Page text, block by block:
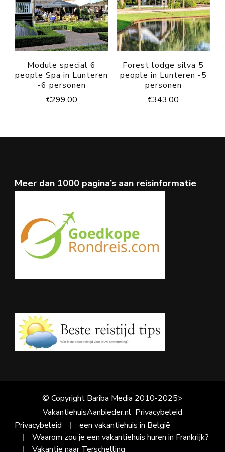
Module special 6
people Spa in Lunteren
-6 personen
€299.00
Forest lodge silva 5
people in Lunteren -5
personen
€343.00
Meer dan 1000 pagina’s aan reisinformatie
© Copyright Bariba Media 2010-2025>
VakantiehuisAanbieder.nl Privacybeleid
Privacybeleid
een vakantiehuis in België
Waarom zou je een vakantiehuis huren in Frankrijk?
Vakantie naar Terschelling